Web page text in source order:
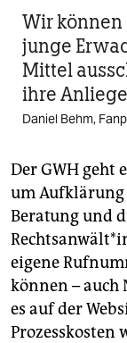
Wir können
junge
Mittel
ihre
Daniel Behm,
Der GWH geht
um Aufklärung
Beratung und
eigene
können –
es auf der
Prozesskosten